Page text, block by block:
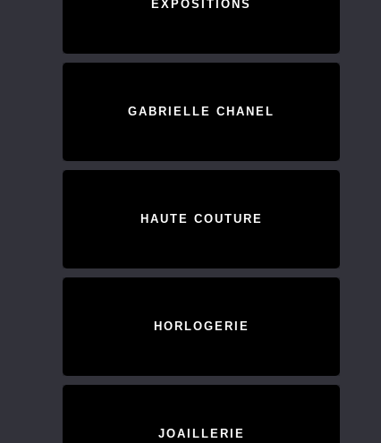
EXPOSITIONS
GABRIELLE CHANEL
HAUTE COUTURE
HORLOGERIE
JOAILLERIE